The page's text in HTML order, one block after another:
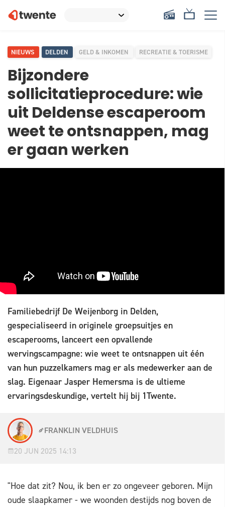
NIEUWS DELDEN GELD & INKOMEN RECREATIE & TOERISME
Bijzondere
sollicitatieprocedure: wie
uit Deldense escaperoom
weet te ontsnappen, mag
er gaan werken
Familiebedrijf De Weijenborg in Delden,
gespecialiseerd in originele groepsuitjes en
escaperooms, lanceert een opvallende
wervingscampagne: wie weet te ontsnappen uit één
van hun puzzelkamers mag er als medewerker aan de
slag. Eigenaar Jasper Hemersma is de ultieme
ervaringsdeskundige, vertelt hij bij 1Twente.
FRANKLIN VELDHUIS
20 JUN 2025 14:13
"Hoe dat zit? Nou, ik ben er zo ongeveer geboren. Mijn
oude slaapkamer - we woonden destijds nog boven de